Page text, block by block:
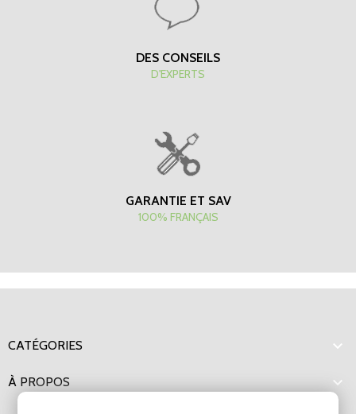
DES CONSEILS
D'EXPERTS
GARANTIE ET SAV
100% FRANÇAIS
CATÉGORIES 
À PROPOS 